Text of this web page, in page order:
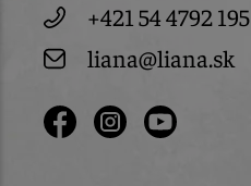
+421 54 4792 195
liana@liana.sk